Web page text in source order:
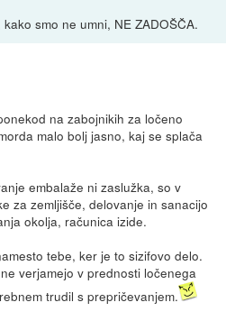
smo ne umni, NE ZADOŠČA.
na zabojnikih za ločeno
malo bolj jasno, kaj se splača
embalaže ni zaslužka, so v
za zemljišče, delovanje in sanacijo
okolja, računica izide.
tebe, ker je to sizifovo delo.
verjamejo v prednosti ločenega
trudil s prepričevanjem.